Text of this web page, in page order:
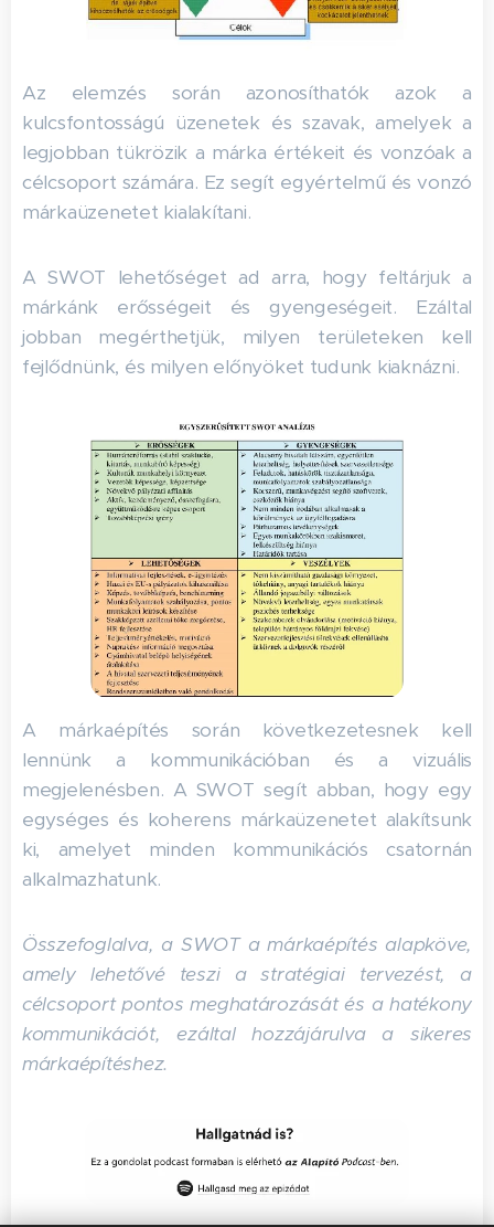
Az elemzés során azonosíthatók azok a
kulcsfontosságú üzenetek és szavak, amelyek a
legjobban tükrözik a márka értékeit és vonzóak a
célcsoport számára. Ez segít egyértelmű és vonzó
márkaüzenetet kialakítani.
A SWOT lehetőséget ad arra, hogy feltárjuk a
márkánk erősségeit és gyengeségeit. Ezáltal
jobban megérthetjük, milyen területeken kell
fejlődnünk, és milyen előnyöket tudunk kiaknázni.
A márkaépítés során következetesnek kell
lennünk a kommunikációban és a vizuális
megjelenésben. A SWOT segít abban, hogy egy
egységes és koherens márkaüzenetet alakítsunk
ki, amelyet minden kommunikációs csatornán
alkalmazhatunk.
Összefoglalva, a SWOT a márkaépítés alapköve,
amely lehetővé teszi a stratégiai tervezést, a
célcsoport pontos meghatározását és a hatékony
kommunikációt, ezáltal hozzájárulva a sikeres
márkaépítéshez.